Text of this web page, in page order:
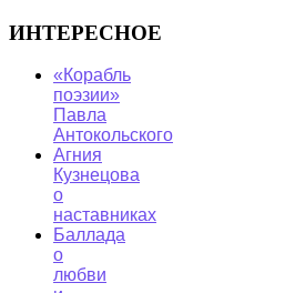
ИНТЕРЕСНОЕ
«Корабль
поэзии»
Павла
Антокольского
Агния
Кузнецова
о
наставниках
Баллада
о
любви